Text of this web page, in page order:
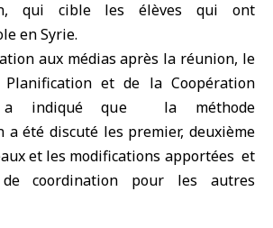
qui cible les élèves qui ont
en Syrie.
et de la Coopération
a indiqué que la méthode
a été discuté les premier, deuxième
et les modifications apportées et
coordination pour les autres